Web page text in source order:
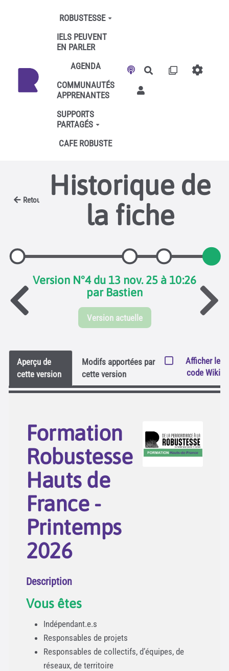
Aller au contenu principal
ROBUSTESSE
IELS PEUVENT
EN PARLER
AGENDA
COMMUNAUTÉS
APPRENANTES
SUPPORTS
PARTAGÉS
CAFE ROBUSTE
Rechercher
Retour
Historique de
la fiche
Version N°4 du 13 nov. 25 à 10:26
par Bastien
Version actuelle
Aperçu de
cette version
Modifs apportées par
cette version
Afficher le
code Wiki
Formation
Robustesse
Hauts de
France -
Printemps
2026
Description
Vous êtes
Indépendant.e.s
Responsables de projets
Responsables de collectifs, d’équipes, de
réseaux, de territoire